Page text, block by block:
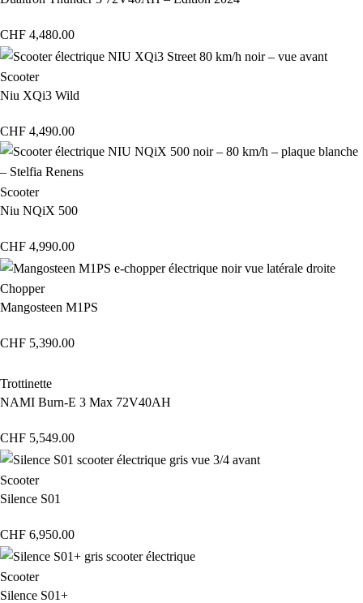
CHF 4,480.00
Scooter
Niu XQi3 Wild
CHF 4,490.00
Scooter
Niu NQiX 500
CHF 4,990.00
Chopper
Mangosteen M1PS
CHF 5,390.00
Trottinette
NAMI Burn-E 3 Max 72V40AH
CHF 5,549.00
Scooter
Silence S01
CHF 6,950.00
Scooter
Silence S01+